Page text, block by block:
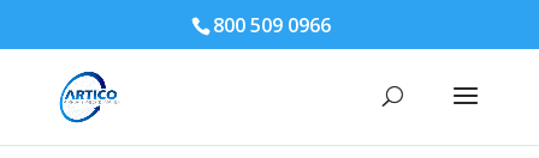
800 509 0966